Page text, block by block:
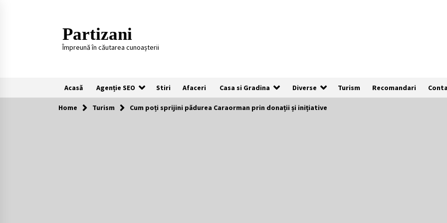
Partizani
Împreună în căutarea cunoașterii
Acasă Agenție SEO Stiri Afaceri Casa si Gradina Diverse Turism Recomandari
Recomandari
Home Turism Cum poți sprijini pădurea Caraorman prin donații și inițiative